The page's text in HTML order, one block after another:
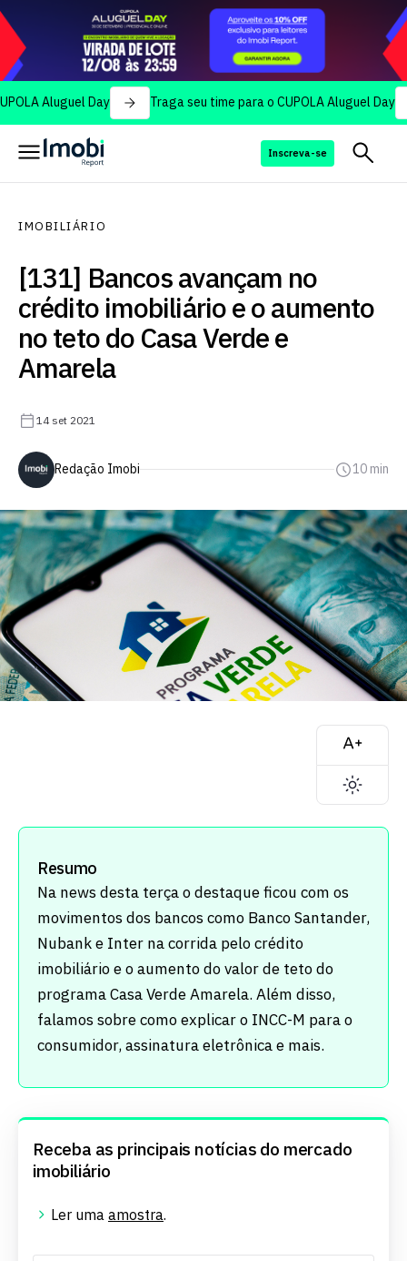
Day Traga seu time para o CUPOLA Aluguel Day
Inscreva-se
IMOBILIÁRIO
[131] Bancos avançam no
crédito imobiliário e o aumento
no teto do Casa Verde e
Amarela
14 set 2021
Redação Imobi 10 min
Resumo
Na news desta terça o destaque ficou com os
movimentos dos bancos como Banco Santander,
Nubank e Inter na corrida pelo crédito
imobiliário e o aumento do valor de teto do
programa Casa Verde Amarela. Além disso,
falamos sobre como explicar o INCC-M para o
consumidor, assinatura eletrônica e mais.
Receba as principais notícias do mercado
imobiliário
Ler uma amostra.